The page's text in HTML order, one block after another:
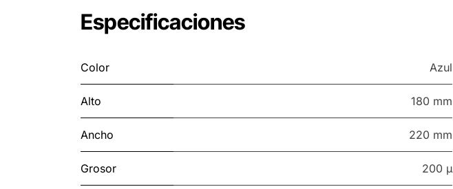
Especificaciones
Color Azul
Alto 180 mm
Ancho 220 mm
Grosor 200 µ